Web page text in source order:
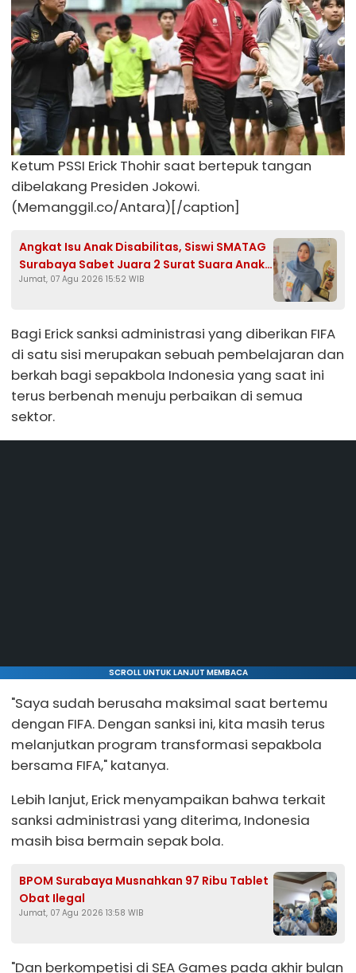
Ketum PSSI Erick Thohir saat bertepuk tangan
dibelakang Presiden Jokowi.
(Memanggil.co/Antara)[/caption]
Angkat Isu Anak Disabilitas, Siswi SMATAG
Surabaya Sabet Juara 2 Surat Suara Anak
2026
Jumat, 07 Agu 2026 15:52 WIB
Bagi Erick sanksi administrasi yang diberikan FIFA
di satu sisi merupakan sebuah pembelajaran dan
berkah bagi sepakbola Indonesia yang saat ini
terus berbenah menuju perbaikan di semua
sektor.
SCROLL UNTUK LANJUT MEMBACA
"Saya sudah berusaha maksimal saat bertemu
dengan FIFA. Dengan sanksi ini, kita masih terus
melanjutkan program transformasi sepakbola
bersama FIFA," katanya.
Lebih lanjut, Erick menyampaikan bahwa terkait
sanksi administrasi yang diterima, Indonesia
masih bisa bermain sepak bola.
BPOM Surabaya Musnahkan 97 Ribu Tablet
Obat Ilegal
Jumat, 07 Agu 2026 13:58 WIB
"Dan berkompetisi di SEA Games pada akhir bulan